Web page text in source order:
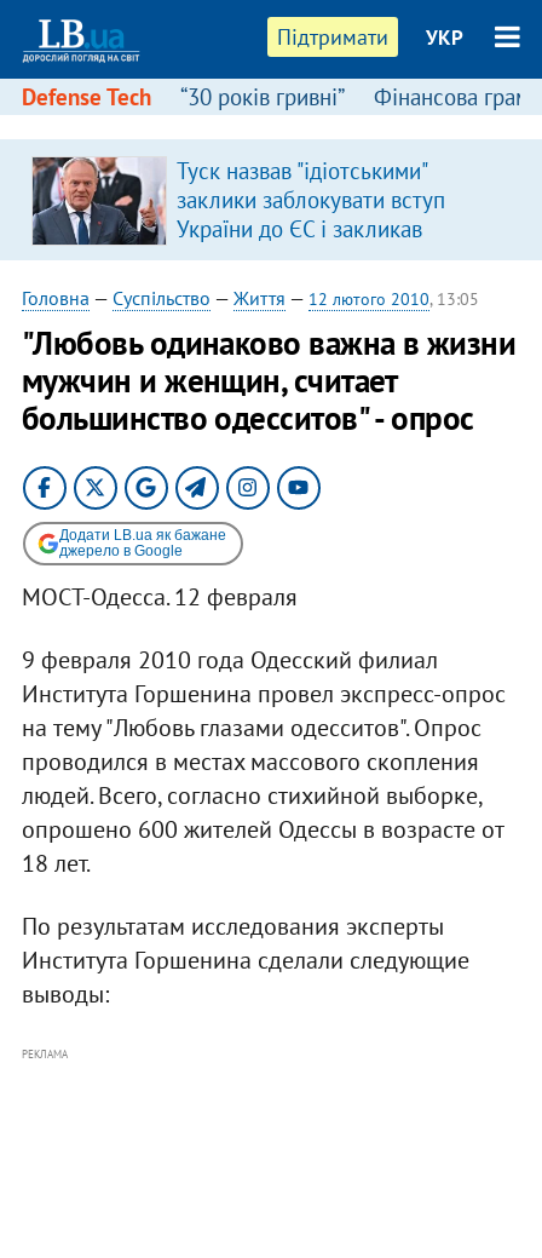
Підтримати УКР
Defense Tech “30 років гривні” Фінансова
Туск назвав "ідіотськими"
заклики заблокувати вступ
України до ЄС і закликав
припинити антиукраїнську
риторику
Головна — Суспільство — Життя — 12 лютого 2010, 13:05
"Любовь одинаково важна в жизни
мужчин и женщин, считает
большинство одесситов" - опрос
Додати LB.ua як бажане
джерело в Google
МОСТ-Одесса. 12 февраля
9 февраля 2010 года Одесский филиал
Института Горшенина провел экспресс-опрос
на тему "Любовь глазами одесситов". Опрос
проводился в местах массового скопления
людей. Всего, согласно стихийной выборке,
опрошено 600 жителей Одессы в возрасте от
18 лет.
По результатам исследования эксперты
Института Горшенина сделали следующие
выводы:
РЕКЛАМА